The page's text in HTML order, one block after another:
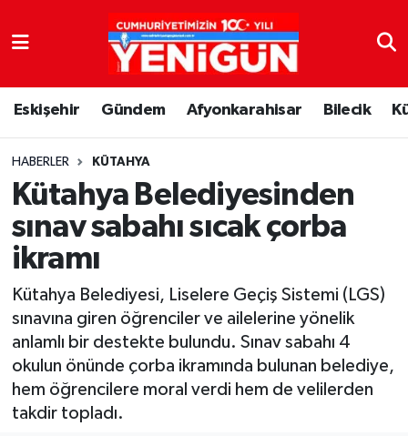
Eskişehir Gündem Afyonkarahisar Bilecik
HABERLER KÜTAHYA
Kütahya Belediyesinden
sınav sabahı sıcak çorba
ikramı
Kütahya Belediyesi, Liselere Geçiş Sistemi (LGS)
sınavına giren öğrenciler ve ailelerine yönelik
anlamlı bir destekte bulundu. Sınav sabahı 4
okulun önünde çorba ikramında bulunan belediye,
hem öğrencilere moral verdi hem de velilerden
takdir topladı.
Nöbetçi Eczaneler
Hava Durumu
Trafik Durumu
Süper Lig Puan Durumu ve Fikstür
Tüm Manşetler
Son Dakika Haberleri
Haber Arşivi